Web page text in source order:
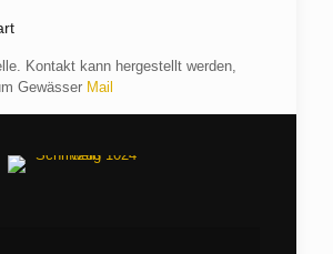
Kontakt kann hergestellt werden,
Gewässer Mail